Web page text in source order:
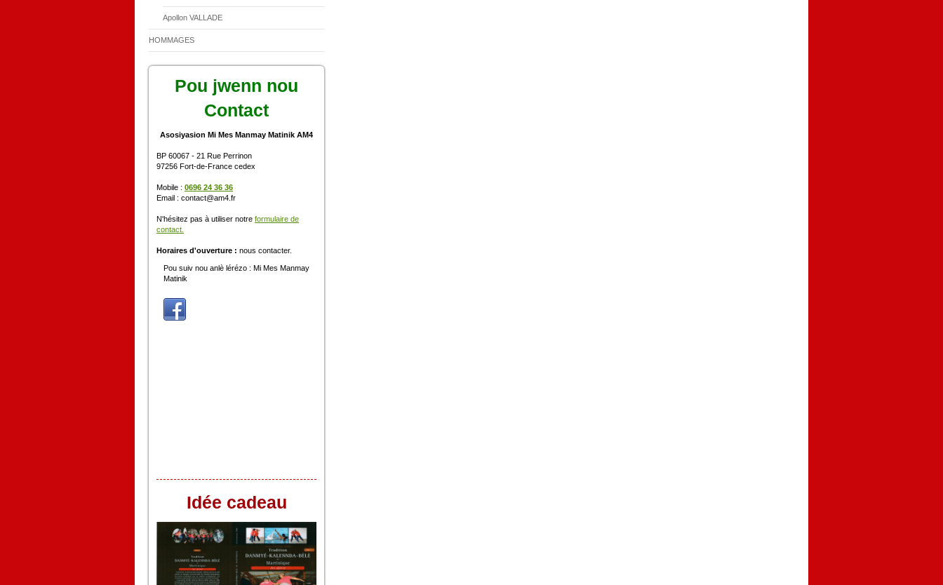
Apollon VALLADE
HOMMAGES
Pou jwenn nou
Contact
Asosiyasion Mi Mes Manmay Matinik AM4
BP 60067 - 21 Rue Perrinon
97256 Fort-de-France cedex
Mobile : 0696 24 36 36
Email : contact@am4.fr
N'hésitez pas à utiliser notre formulaire de
contact.
Horaires d'ouverture : nous contacter.
Pou suiv nou anlè lérézo : Mi Mes Manmay
Matinik
Idée cadeau